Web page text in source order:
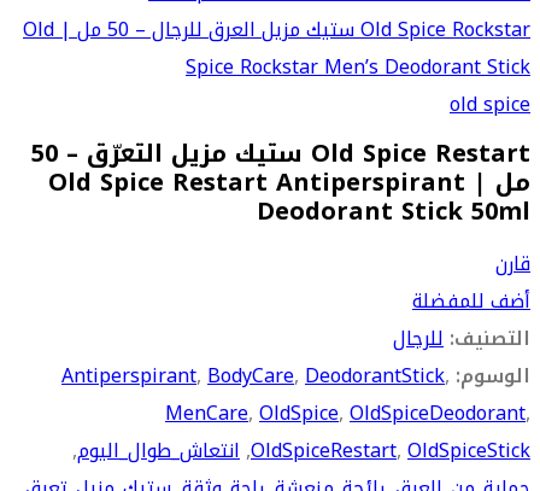
Old Spice Rockstar ستيك مزيل العرق للرجال – 50 مل | Old
Spice Rockstar Men’s Deodorant Stick
old spice
Old Spice Restart ستيك مزيل التعرّق – 50
مل | Old Spice Restart Antiperspirant
Deodorant Stick 50ml
قارن
أضف للمفضلة
التصنيف:للرجال
الوسوم:
Antiperspirant,BodyCare,DeodorantStick,
MenCare,OldSpice,OldSpiceDeodorant,
OldSpiceRestart,OldSpiceStick
,انتعاش_طوال_اليوم,